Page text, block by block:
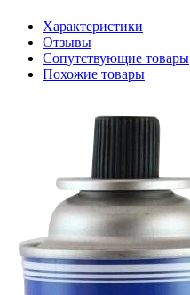
Характеристики
Отзывы
Сопутствующие товары
Похожие товары